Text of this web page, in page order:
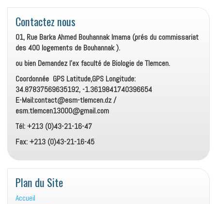
Contactez nous
01, Rue Barka Ahmed Bouhannak Imama (prés du commissariat
des 400 logements de Bouhannak ).
ou bien Demandez l’ex faculté de Biologie de Tlemcen.
Coordonnée GPS Latitude,GPS Longitude:
34.87837569635192, -1.3619841740396654
E-Mail:contact@esm-tlemcen.dz /
esm.tlemcen13000@gmail.com
Tél: +213 (0)43-21-16-47
Fax: +213 (0)43-21-16-45
Plan du Site
Accueil